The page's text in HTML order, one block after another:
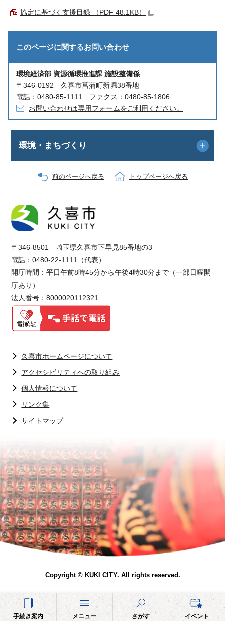
協定に基づく支援目録 （PDF 48.1KB）
このページに関するお問い合わせ
環境経済部 資源循環推進課 施設整備係
〒346-0192 久喜市菖蒲町新堀38番地
電話：0480-85-1111 ファクス：0480-85-1806
お問い合わせは専用フォームをご利用ください。
環境・まちづくり
前のページへ戻る トップページへ戻る
手続き案内 メニュー さがす イベント
〒346-8501 埼玉県久喜市下早見85番地の3
電話：0480-22-1111（代表）
開庁時間：平日午前8時45分から午後4時30分まで（一部日曜開
庁あり）
法人番号：8000020112321
久喜市ホームページについて
アクセシビリティへの取り組み
個人情報について
リンク集
サイトマップ
Copyright © KUKI CITY. All rights reserved.